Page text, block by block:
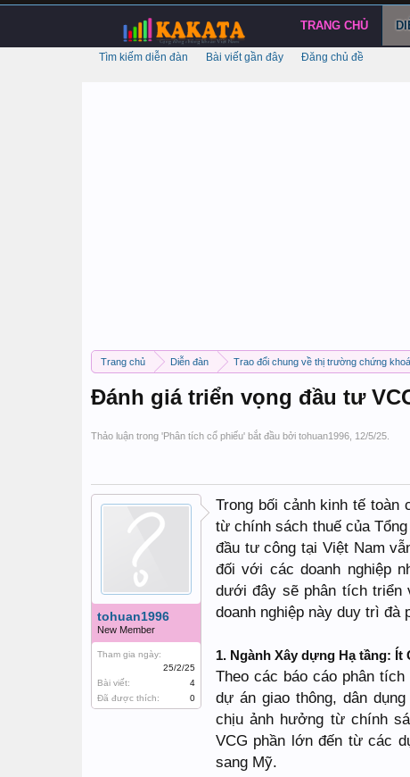
Trang chủ Diễn đàn Trao đổi chung về thị trường chứng
Đánh giá triển vọng đầu tư
Thảo luận trong 'Phân tích cổ phiếu' bắt đầu bởi tohuan1996 12/5/25
tohuan1996
New Member
Tham gia ngày:
25/2/25
Bài viết:
4
Đã được thích:
0
Trong bối cảnh kinh tế toàn
từ chính sách thuế của
đầu tư công tại Việt Nam
đối với các doanh nghiệp
dưới đây sẽ phân tích triển
doanh nghiệp này duy trì
1. Ngành Xây dựng Hạ tầng:
Theo các báo cáo phân
dự án giao thông, dân
chịu ảnh hưởng từ chính
VCG phần lớn đến từ các
sang Mỹ.
TRANG CHỦ
Tìm kiếm diễn đàn Bài viết gần đây Đăng chủ đề